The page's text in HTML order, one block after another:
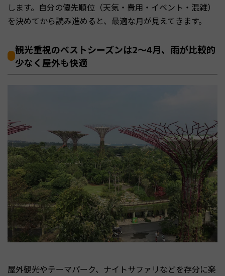
します。自分の優先順位（天気・費用・イベント・混雑）
を決めてから読み進めると、最適な月が見えてきます。
観光重視のベストシーズンは2〜4月、雨が比較的
少なく屋外も快適
屋外観光やテーマパーク、ナイトサファリなどを存分に楽